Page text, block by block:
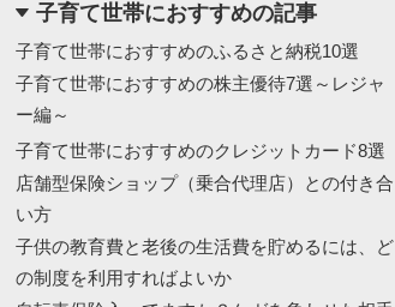
dropdown 子育て世帯におすすめの記事
子育て世帯におすすめのふるさと納税10選
子育て世帯におすすめの株主優待7選～レジャ
ー編～
子育て世帯におすすめのクレジットカード8選
店舗型保険ショップ（乗合代理店）との付き合
い方
子供の教育費と老後の生活費を貯めるには、ど
の制度を利用すればよいか